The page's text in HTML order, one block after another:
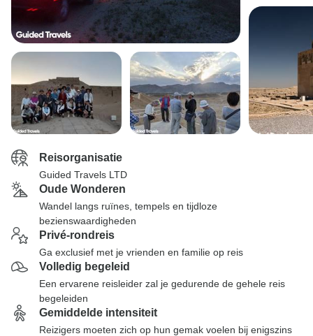
Reisorganisatie
Guided Travels LTD
Oude Wonderen
Wandel langs ruïnes, tempels en tijdloze
bezienswaardigheden
Privé-rondreis
Ga exclusief met je vrienden en familie op reis
Volledig begeleid
Een ervarene reisleider zal je gedurende de gehele reis
begeleiden
Gemiddelde intensiteit
Reizigers moeten zich op hun gemak voelen bij enigszins